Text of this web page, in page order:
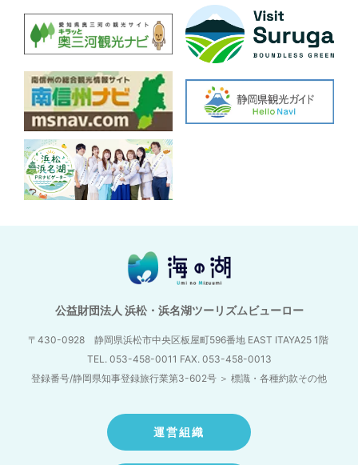
公益財団法人 浜松・浜名湖ツーリズムビューロー
〒430-0928 静岡県浜松市中央区板屋町596番地 EAST ITAYA25 1階
TEL. 053-458-0011 FAX. 053-458-0013
登録番号/静岡県知事登録旅行業第3-602号 ＞ 標識・各種約款その他
運営組織